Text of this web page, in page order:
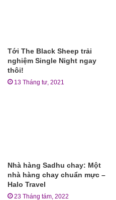
Tới The Black Sheep trải
nghiệm Single Night ngay
thôi!
13 Tháng tư, 2021
Nhà hàng Sadhu chay: Một
nhà hàng chay chuẩn mực –
Halo Travel
23 Tháng tám, 2022